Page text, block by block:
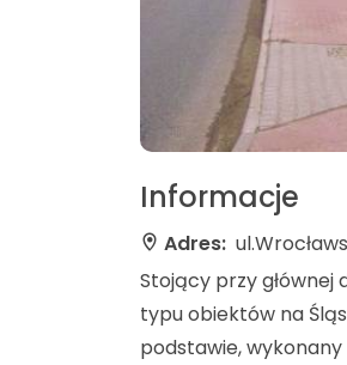
Informacje
Adres:
Stojący przy głównej
typu obiektów na
podstawie,